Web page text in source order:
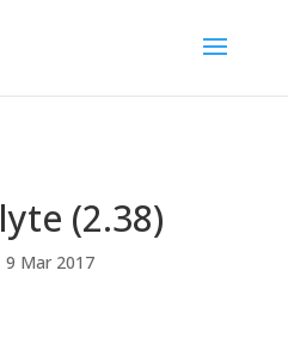
(2.38)
9 Mar 2017